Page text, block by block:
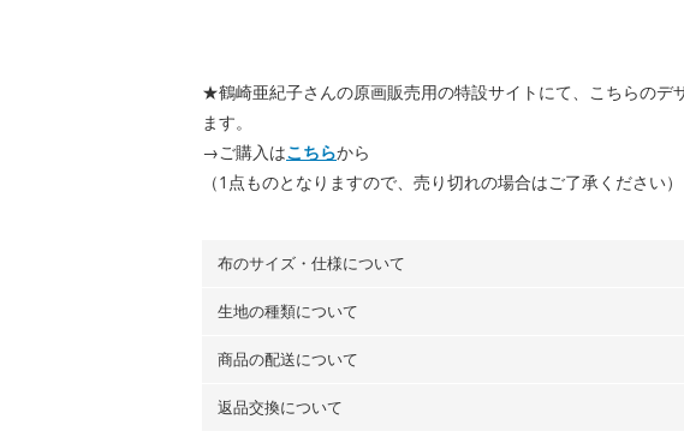
★鶴崎亜紀子さんの原画販売用の特設サイトにて、こちらのデ
ます。
→ご購入はこちらから
（1点ものとなりますので、売り切れの場合はご了承ください）
布のサイズ・仕様について
布の長さは50cm単位での販売になります。
生地の種類について
・現在、すべてのデザインのプリントに使用している生地は
ーン）・コットンリネン（ビエラ織）・100％コットン（ツ
商品の配送について
・ネコポスでの配送は、布は2mまで型紙は2個までとなりま
返品交換について